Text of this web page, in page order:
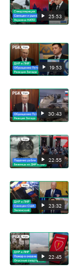
25:53
19:53
30:43
22:55
23:32
22:45